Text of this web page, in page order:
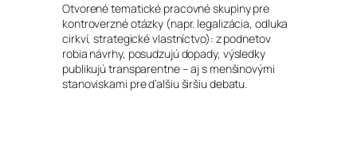
Otvorené tematické pracovné skupiny pre
kontroverzné otázky (napr. legalizácia, odluka
cirkví, strategické vlastníctvo): z podnetov
robia návrhy, posudzujú dopady, výsledky
publikujú transparentne – aj s menšinovými
stanoviskami pre ďalšiu širšiu debatu.